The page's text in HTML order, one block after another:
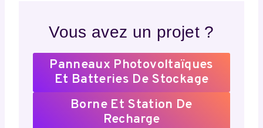
Vous avez un projet ?
Panneaux Photovoltaïques
Et Batteries De Stockage
Borne Et Station De
Recharge